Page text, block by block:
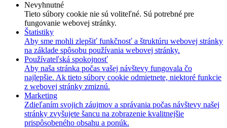
Nevyhnutné
Tieto súbory cookie nie sú voliteľné. Sú potrebné pre
fungovanie webovej stránky.
Štatistiky
Aby sme mohli zlepšiť funkčnosť a štruktúru webovej stránky
na základe spôsobu používania webovej stránky.
Používateľská spokojnosť
Aby naša stránka počas vašej návštevy fungovala čo
najlepšie. Ak tieto súbory cookie odmietnete, niektoré funkcie
z webovej stránky zmiznú.
Marketing
Zdieľaním svojich záujmov a správania počas návštevy našej
stránky zvyšujete šancu na zobrazenie kvalitnejšie
prispôsobeného obsahu a ponúk.